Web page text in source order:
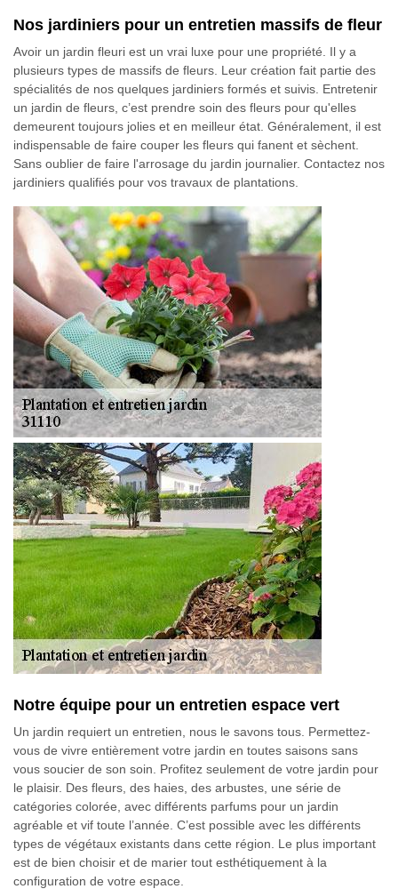
Nos jardiniers pour un entretien massifs de fleur
Avoir un jardin fleuri est un vrai luxe pour une propriété. Il y a
plusieurs types de massifs de fleurs. Leur création fait partie des
spécialités de nos quelques jardiniers formés et suivis. Entretenir
un jardin de fleurs, c’est prendre soin des fleurs pour qu'elles
demeurent toujours jolies et en meilleur état. Généralement, il est
indispensable de faire couper les fleurs qui fanent et sèchent.
Sans oublier de faire l'arrosage du jardin journalier. Contactez nos
jardiniers qualifiés pour vos travaux de plantations.
Notre équipe pour un entretien espace vert
Un jardin requiert un entretien, nous le savons tous. Permettez-
vous de vivre entièrement votre jardin en toutes saisons sans
vous soucier de son soin. Profitez seulement de votre jardin pour
le plaisir. Des fleurs, des haies, des arbustes, une série de
catégories colorée, avec différents parfums pour un jardin
agréable et vif toute l’année. C’est possible avec les différents
types de végétaux existants dans cette région. Le plus important
est de bien choisir et de marier tout esthétiquement à la
configuration de votre espace.